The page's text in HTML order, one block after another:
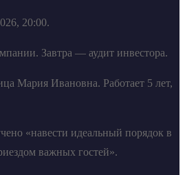
20:00.
Завтра — аудит инвестора.
Мария Ивановна. Работает 5 лет,
«навести идеальный порядок в
важных гостей».